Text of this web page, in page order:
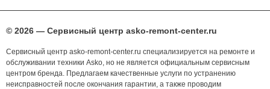
© 2026 — Сервисный центр asko-remont-center.ru
Сервисный центр asko-remont-center.ru специализируется на ремонте и
обслуживании техники Asko, но не является официальным сервисным
центром бренда. Предлагаем качественные услуги по устранению
неисправностей после окончания гарантии, а также проводим